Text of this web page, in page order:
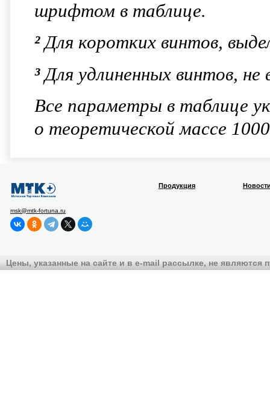
шрифтом в таблице.
²Для коротких винтов,
³Для удлиненных винтов, не
Все параметры в таблице
о теоретической массе
msk@mtk-fortuna.ru
Продукция
Цены, указанные на сайте и в e-mail рассылке, не являются